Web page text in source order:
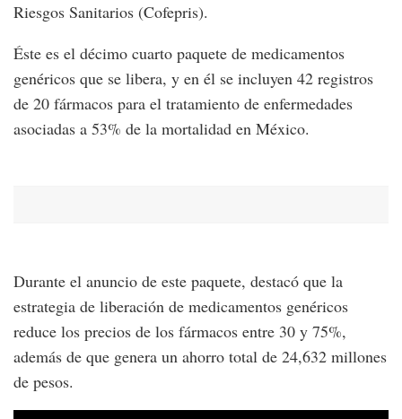
Riesgos Sanitarios (Cofepris).
Éste es el décimo cuarto paquete de medicamentos
genéricos que se libera, y en él se incluyen 42 registros
de 20 fármacos para el tratamiento de enfermedades
asociadas a 53% de la mortalidad en México.
Durante el anuncio de este paquete, destacó que la
estrategia de liberación de medicamentos genéricos
reduce los precios de los fármacos entre 30 y 75%,
además de que genera un ahorro total de 24,632 millones
de pesos.